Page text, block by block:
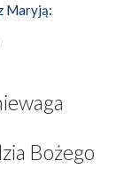
Maryją:
Bożego